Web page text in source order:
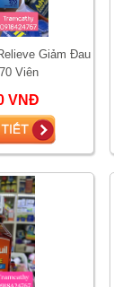
Giảm Đau
Viên
VNĐ